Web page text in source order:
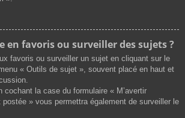
en favoris ou surveiller des sujets ?
favoris ou surveiller un sujet en cliquant sur le
« Outils de sujet », souvent placé en haut et
cochant la case du formulaire « M’avertir
postée » vous permettra également de surveiller le